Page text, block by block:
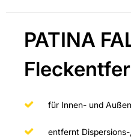
PATINA
für Innen- und
entfernt